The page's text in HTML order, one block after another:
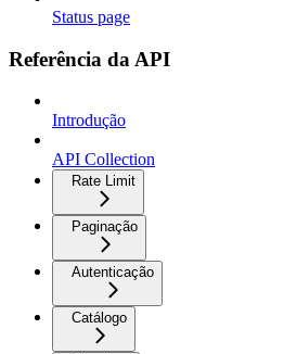
Status page
Referência da API
Introdução
API Collection
Rate Limit
Paginação
Autenticação
Catálogo